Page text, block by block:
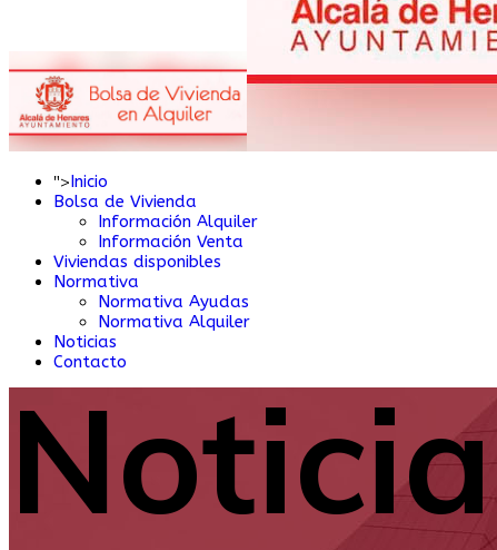
">Inicio
Bolsa de Vivienda
Información Alquiler
Información Venta
Viviendas disponibles
Normativa
Normativa Ayudas
Normativa Alquiler
Noticias
Contacto